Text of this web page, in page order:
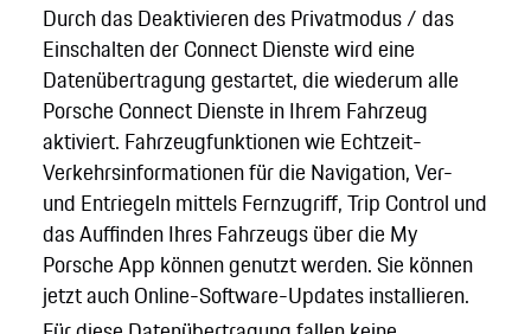
Durch das Deaktivieren des Privatmodus / das
Einschalten der Connect Dienste wird eine
Datenübertragung gestartet, die wiederum alle
Porsche Connect Dienste in Ihrem Fahrzeug
aktiviert. Fahrzeugfunktionen wie Echtzeit-
Verkehrsinformationen für die Navigation, Ver-
und Entriegeln mittels Fernzugriff, Trip Control und
das Auffinden Ihres Fahrzeugs über die My
Porsche App können genutzt werden. Sie können
jetzt auch Online-Software-Updates installieren.